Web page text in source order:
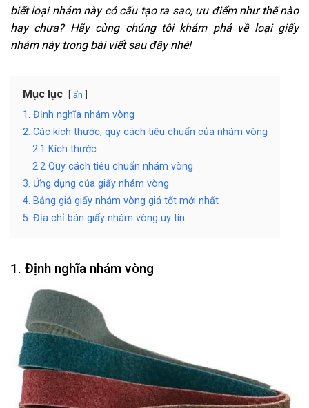
biết loại nhám này có cấu tạo ra sao, ưu điểm như thế nào
hay chưa? Hãy cùng chúng tôi khám phá về loại giấy
nhám này trong bài viết sau đây nhé!
Mục lục ẩn
1. Định nghĩa nhám vòng
2. Các kích thước, quy cách tiêu chuẩn của nhám vòng
2.1 Kích thước
2.2 Quy cách tiêu chuẩn nhám vòng
3. Ứng dụng của giấy nhám vòng
4. Bảng giá giấy nhám vòng giá tốt mới nhất
5. Địa chỉ bán giấy nhám vòng uy tín
1. Định nghĩa nhám vòng